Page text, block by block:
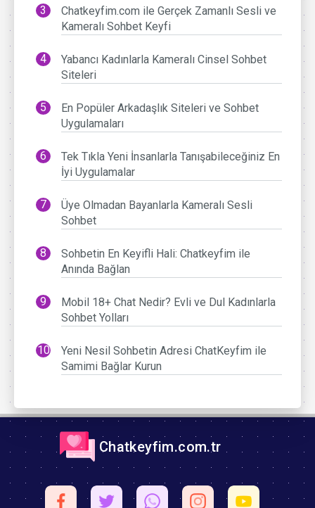
Chatkeyfim.com ile Gerçek Zamanlı Sesli ve
Kameralı Sohbet Keyfi
Yabancı Kadınlarla Kameralı Cinsel Sohbet
Siteleri
En Popüler Arkadaşlık Siteleri ve Sohbet
Uygulamaları
Tek Tıkla Yeni İnsanlarla Tanışabileceğiniz En
İyi Uygulamalar
Üye Olmadan Bayanlarla Kameralı Sesli
Sohbet
Sohbetin En Keyifli Hali: Chatkeyfim ile
Anında Bağlan
Mobil 18+ Chat Nedir? Evli ve Dul Kadınlarla
Sohbet Yolları
Yeni Nesil Sohbetin Adresi ChatKeyfim ile
Samimi Bağlar Kurun
Chatkeyfim.com.tr